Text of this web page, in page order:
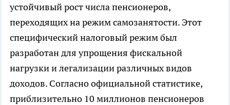
устойчивый рост числа пенсионеров,
переходящих на режим самозанятости. Этот
специфический налоговый режим был
разработан для упрощения фискальной
нагрузки и легализации различных видов
доходов. Согласно официальной статистике,
приблизительно 10 миллионов пенсионеров